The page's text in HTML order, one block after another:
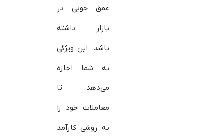
عمق خوبی در
بازار داشته
باشد. این ویژگی
به شما اجازه
می‌دهد تا
معاملات خود را
به روشی کارآمد